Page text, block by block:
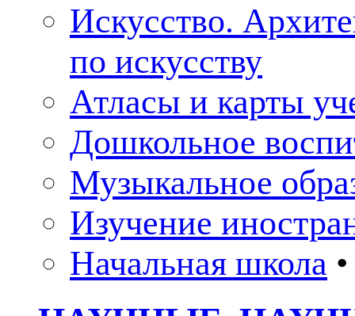
Искусство.
по искусству
Атласы и карты
Дошкольное
Музыкальное
Изучение
Начальная школа •